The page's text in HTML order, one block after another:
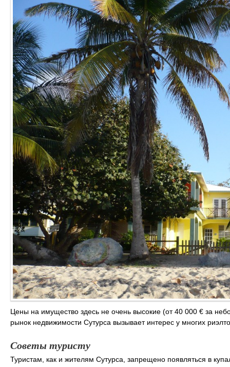
Цены на имущество здесь не очень высокие (от 40 000 € за
рынок недвижимости Сутурса вызывает интерес у многих
Советы туристу
Туристам, как и жителям Сутурса, запрещено появляться в